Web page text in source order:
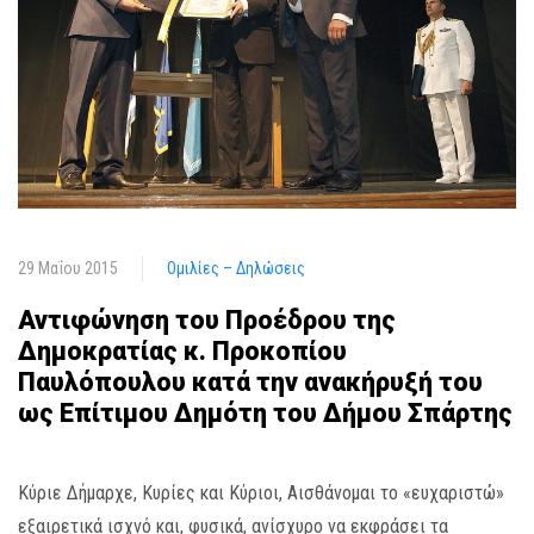
29 Μαΐου 2015 Ομιλίες – Δηλώσεις
Αντιφώνηση του Προέδρου της
Δημοκρατίας κ. Προκοπίου
Παυλόπουλου κατά την ανακήρυξή του
ως Επίτιμου Δημότη του Δήμου Σπάρτης
Κύριε Δήμαρχε, Κυρίες και Κύριοι, Αισθάνομαι το «ευχαριστώ»
εξαιρετικά ισχνό και, φυσικά, ανίσχυρο να εκφράσει τα